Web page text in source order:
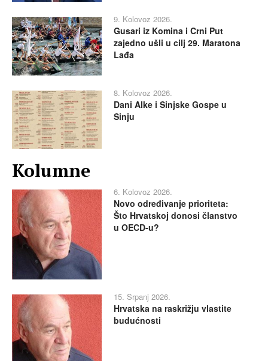
9. Kolovoz 2026.
Gusari iz Komina i Crni Put
zajedno ušli u cilj 29. Maratona
Lađa
8. Kolovoz 2026.
Dani Alke i Sinjske Gospe u
Sinju
Kolumne
6. Kolovoz 2026.
Novo određivanje prioriteta:
Što Hrvatskoj donosi članstvo
u OECD-u?
15. Srpanj 2026.
Hrvatska na raskrižju vlastite
budućnosti